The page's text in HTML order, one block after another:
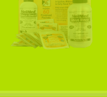
terméket >